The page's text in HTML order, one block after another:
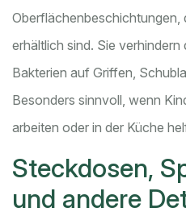
Oberflächenbeschichtungen,
erhältlich sind. Sie
Bakterien auf Griffen,
Besonders sinnvoll, wenn
arbeiten oder in der Küche
Steckdosen,
und andere